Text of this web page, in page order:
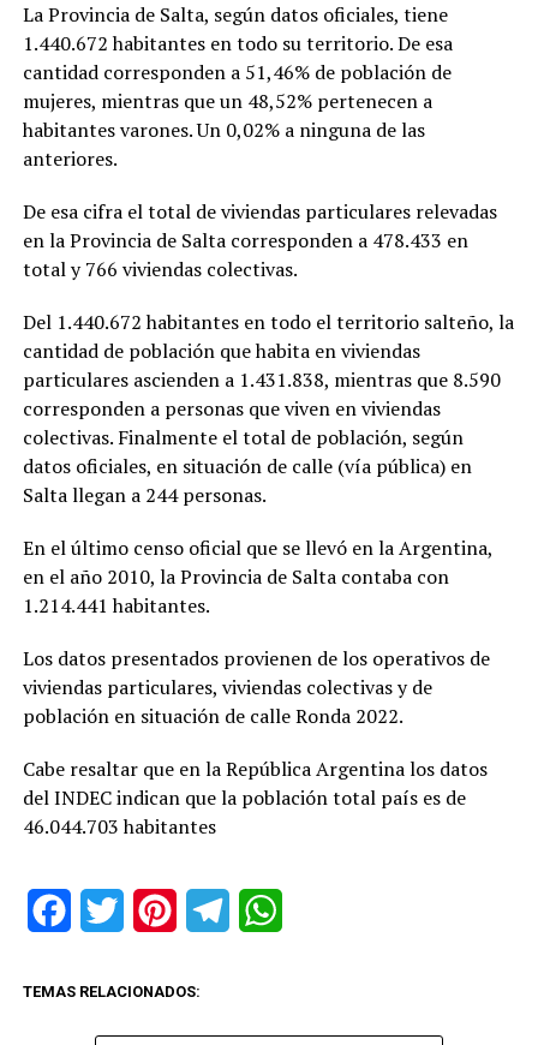
La Provincia de Salta, según datos oficiales, tiene
1.440.672 habitantes en todo su territorio. De esa
cantidad corresponden a 51,46% de población de
mujeres, mientras que un 48,52% pertenecen a
habitantes varones. Un 0,02% a ninguna de las
anteriores.
De esa cifra el total de viviendas particulares relevadas
en la Provincia de Salta corresponden a 478.433 en
total y 766 viviendas colectivas.
Del 1.440.672 habitantes en todo el territorio salteño, la
cantidad de población que habita en viviendas
particulares ascienden a 1.431.838, mientras que 8.590
corresponden a personas que viven en viviendas
colectivas. Finalmente el total de población, según
datos oficiales, en situación de calle (vía pública) en
Salta llegan a 244 personas.
En el último censo oficial que se llevó en la Argentina,
en el año 2010, la Provincia de Salta contaba con
1.214.441 habitantes.
Los datos presentados provienen de los operativos de
viviendas particulares, viviendas colectivas y de
población en situación de calle Ronda 2022.
Cabe resaltar que en la República Argentina los datos
del INDEC indican que la población total país es de
46.044.703 habitantes
FacebookTwitter PinterestTelegram
TEMAS RELACIONADOS: